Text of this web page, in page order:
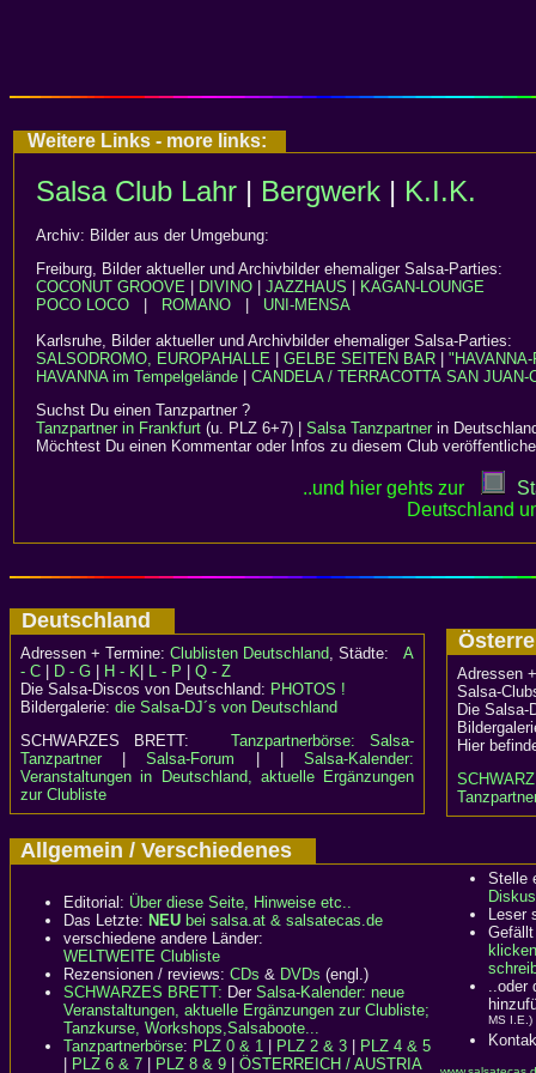
Weitere Links - more links:
Salsa Club Lahr | Bergwerk | K.I.K.
Archiv: Bilder aus der Umgebung:
Freiburg, Bilder aktueller und Archivbilder ehemaliger Salsa-Parties:
COCONUT GROOVE
DIVINO JAZZHAUS
KAGAN-LOUNGE
POCO LOCO
ROMANO
UNI-MENSA
Karlsruhe, Bilder aktueller und Archivbilder ehemaliger Salsa-Parties:
SALSODROMO, EUROPAHALLE
GELBE SEITEN BAR
HAVANNA im Tempelgelände
CANDELA / TERRACOTTA SAN JUAN-
Suchst Du einen Tanzpartner ?
Tanzpartner in Frankfurt (u. PLZ 6+7) | Salsa Tanzpartnerin
Möchtest Du einen Kommentar oder Infos zu diesem Club
..und hier gehts zur
Deutschland
Deutschland
Adressen + Termine: Clublisten Deutschland, Städte: A
- C
D - G H - K L - P
Q - Z
Die Salsa-Discos von Deutschland: PHOTOS !
Bildergalerie: die Salsa-DJ´s von Deutschland
SCHWARZES BRETT:Tanzpartnerbörse: Salsa-
Tanzpartner|Salsa-Forum | |Salsa-Kalender:
Veranstaltungen in Deutschland, aktuelle Ergänzungen
zur Clubliste
Adressen
Salsa-
Die
Hier
Allgemein / Verschiedenes
Editorial: Über diese Seite, Hinweise etc..
Das Letzte: NEU bei salsa.at & salsatecas.de
verschiedene andere Länder:
WELTWEITE Clubliste
Rezensionen / reviews: CDs & DVDs (engl.)
SCHWARZES BRETT: Der Salsa-Kalender: neue
Veranstaltungen, aktuelle Ergänzungen zur Clubliste;
Tanzkurse, Workshops,Salsaboote...
Tanzpartnerbörse: PLZ 0 & 1 PLZ 2 & 3
PLZ 4 & 5
PLZ 6 & 7 PLZ 8 & 9 ÖSTERREICH / AUSTRIA
Stelle
Leser
klicken
..oder
MS I.E.)